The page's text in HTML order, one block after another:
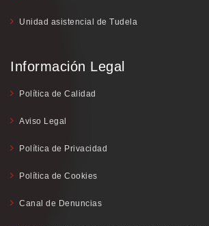
Unidad asistencial de Tudela
Información Legal
Política de Calidad
Aviso Legal
Política de Privacidad
Política de Cookies
Canal de Denuncias